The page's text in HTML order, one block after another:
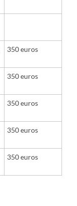
350 euros
350 euros
350 euros
350 euros
350 euros